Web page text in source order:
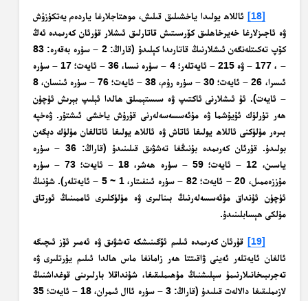
[18]
ئاللاھ يولىدا ياخشىلىق قىلىش، موھتاجلارغا ياردەم يەتكۈزۈش
ۋە ئاجىزلارغا خەيرخاھلىق كۆرسىتىش قاتارلىق ئىشلار قۇرئان كەرىمدە ئەڭ
كۆپ تەكىتلەنگەن ئىشلارنىڭ قاتارىدا كېلىدۇ (قاراڭ: 2 – سۈرە بەقەرە: 83
– ، 177 – ۋە 215 – ئايەتلەر؛ 4 – سۈرە نىسا، 36 – ئايەت؛ 17 – سۈرە
ئىسرا، 26 – ئايەت؛ 30 – سۈرە رۇم، 38 – ئايەت؛ 76 – سۈرە ئىنسان، 8
– ئايەت). ئۇ ئىشلارنى ئاكتىپ ۋە سىستېمىلق ھالدا ئېلىپ بېرىش ئۈچۈن
ھەر تۈرلۈك ئۇيۇشما ۋە مۇئەسسەسەلەرنى قۇرۇش ياخشى ئىشتۇر. ۋەخپە
بىرەر مۈلۈكنى ئاللاھ يولىغا ئاتاش ۋە ئاللاھ يولىغا ئاتالغان مۈلۈك دېگەن
بولىدۇ. قۇرئان كەرىمدە بۇنىڭغا تەشۋىق قىلىنىدۇ (قاراڭ: 36 – سۈرە
ياسىن، 12 – ئايەت؛ 59 – سۈرە ھەشر، 18 – ئايەت؛ 73 – سۈرە
مۇززەممىل، 20 – ئايەت؛ 82 – سۈرە ئىنفىتار، 1 ~ 5 – ئايەتلەر). شۇنىڭ
ئۈچۈن ئۇنداق مۇئەسسەلەرنىڭ بىنالىرى ۋە مۈلۈكلىرى ئاممىنىڭ ئورتاق
مۈلكى ھېسابلىنىدۇ.
[19]
قۇرئان كەرىمدە ئىلىم ئۆگىنىشكە تەشۋىق ۋە ئەمىر ئۆز ئىچىگە
ئالغان ئايەتلەر ئەينى ۋاقىتتا ھەر زامانغا ماس ھالدا ئىلىم يۇرتلىرى ۋە
تەجرىبىخانىلارنىمۇ سېلىشنىڭ مۇھىملىقىغا، شۇنداقلا بارلىرىنى قوغداشنىڭ
لازىملىقىغا دالالەت قىلىدۇ (قاراڭ: 3 – سۈرە ئاال ئىمران، 18 – ئايەت؛ 35